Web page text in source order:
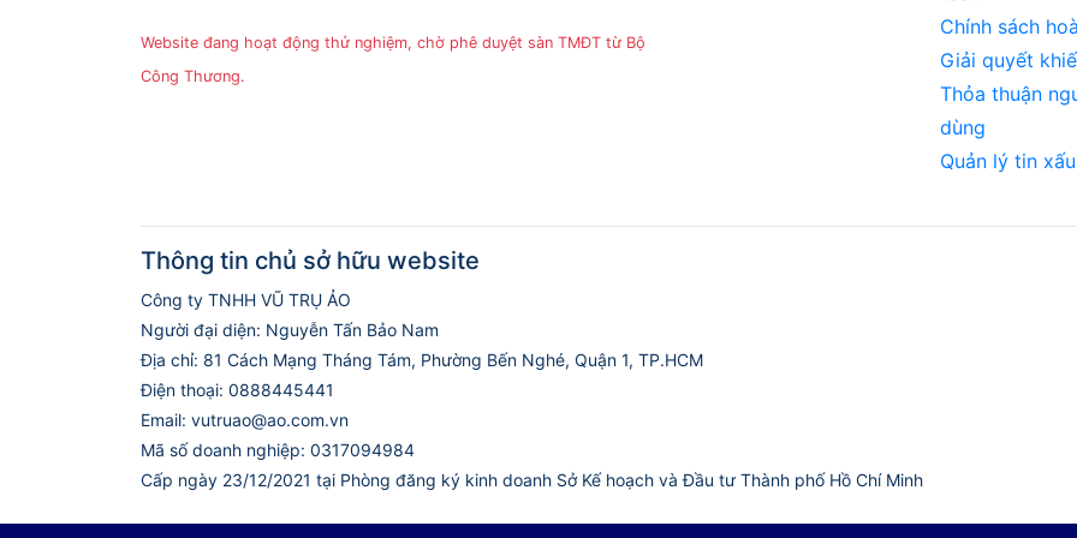
Website đang hoạt động thử nghiệm, chờ phê duyệt sàn TMĐT từ Bộ
Công Thương.
Chính sách
Giải quyết
Thỏa thuận
dùng
Quản lý tin xấu
Thông tin chủ sở hữu website
Công ty TNHH VŨ TRỤ ẢO
Người đại diện: Nguyễn Tấn Bảo Nam
Địa chỉ: 81 Cách Mạng Tháng Tám, Phường Bến Nghé, Quận 1, TP.HCM
Điện thoại: 0888445441
Email: vutruao@ao.com.vn
Mã số doanh nghiệp: 0317094984
Cấp ngày 23/12/2021 tại Phòng đăng ký kinh doanh Sở Kế hoạch và Đầu tư Thành phố Hồ Chí Minh